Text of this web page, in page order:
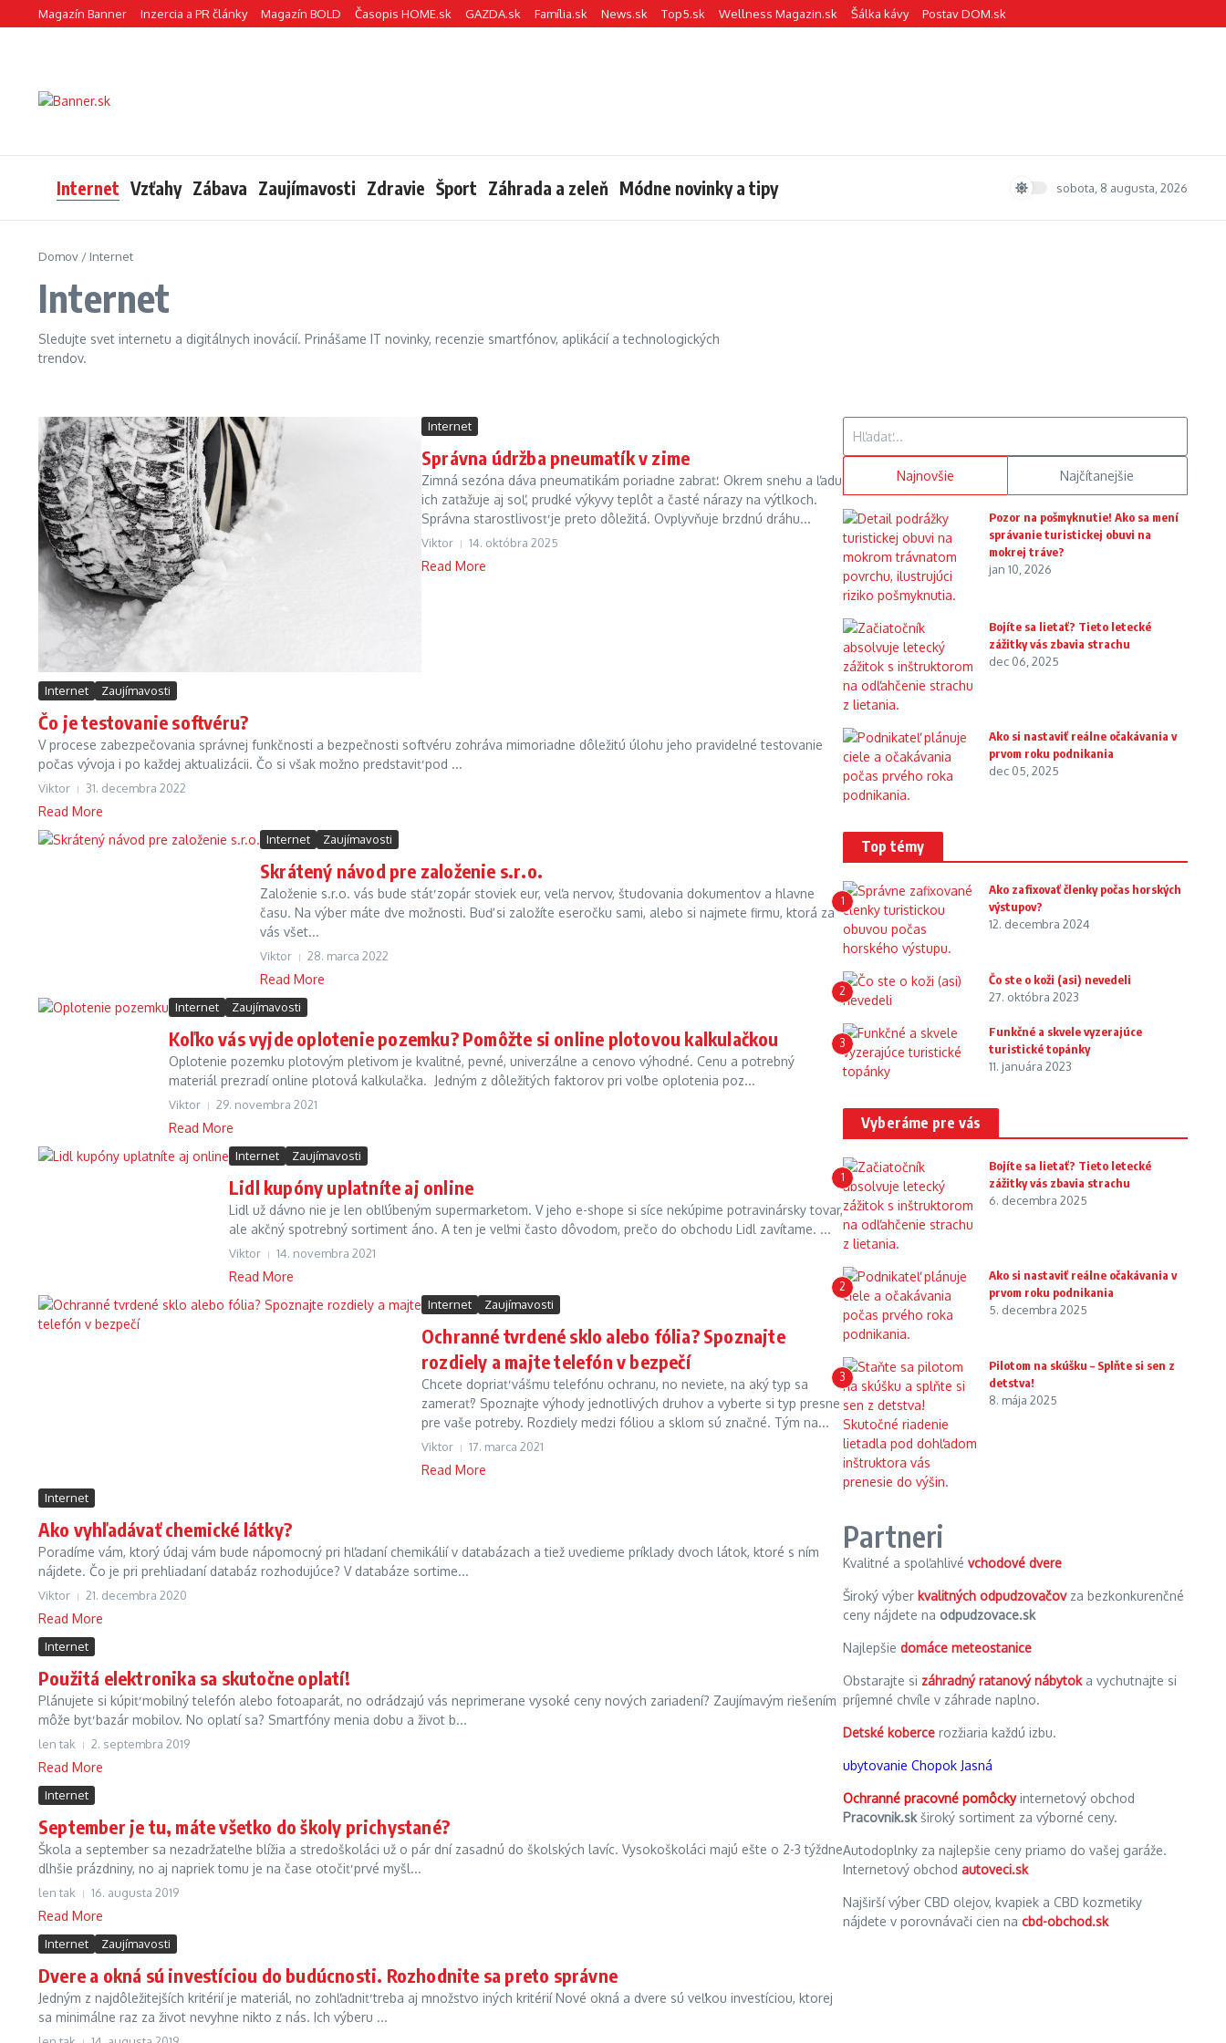
Preskočiť na obsah
Magazín Banner Inzercia a PR články Magazín BOLD Časopis HOME.sk GAZDA.sk Família.sk News.sk Top5.sk Wellness Magazin.sk Šálka kávy Postav DOM.sk
Internet Vzťahy Zábava Zaujímavosti Zdravie Šport Záhrada a zeleň Módne novinky a tipy sobota, 8 augusta, 2026
Domov / Internet
Internet
Sledujte svet internetu a digitálnych inovácií. Prinášame IT novinky, recenzie smartfónov, aplikácií a technologických
trendov.
Internet
Správna údržba pneumatík v zime
Zimná sezóna dáva pneumatikám poriadne zabrať. Okrem snehu a ľadu
ich zaťažuje aj soľ, prudké výkyvy teplôt a časté nárazy na výtlkoch.
Správna starostlivosť je preto dôležitá. Ovplyvňuje brzdnú dráhu...
Viktor 14. októbra 2025
Read More
Internet Zaujímavosti
Čo je testovanie softvéru?
V procese zabezpečovania správnej funkčnosti a bezpečnosti softvéru zohráva mimoriadne dôležitú úlohu jeho pravidelné testovanie
počas vývoja i po každej aktualizácii. Čo si však možno predstaviť pod ...
Viktor 31. decembra 2022
Read More
Internet Zaujímavosti
Skrátený návod pre založenie s.r.o.
Založenie s.r.o. vás bude stáť zopár stoviek eur, veľa nervov, študovania dokumentov a hlavne
času. Na výber máte dve možnosti. Buď si založíte eseročku sami, alebo si najmete firmu, ktorá za
vás všet...
Viktor 28. marca 2022
Read More
Internet Zaujímavosti
Koľko vás vyjde oplotenie pozemku? Pomôžte si online plotovou kalkulačkou
Oplotenie pozemku plotovým pletivom je kvalitné, pevné, univerzálne a cenovo výhodné. Cenu a potrebný
materiál prezradí online plotová kalkulačka. Jedným z dôležitých faktorov pri voľbe oplotenia poz...
Viktor 29. novembra 2021
Read More
Internet Zaujímavosti
Lidl kupóny uplatníte aj online
Lidl už dávno nie je len obľúbeným supermarketom. V jeho e-shope si síce nekúpime potravinársky tovar,
ale akčný spotrebný sortiment áno. A ten je veľmi často dôvodom, prečo do obchodu Lidl zavítame. ...
Viktor 14. novembra 2021
Read More
Internet Zaujímavosti
Ochranné tvrdené sklo alebo fólia? Spoznajte
rozdiely a majte telefón v bezpečí
Chcete dopriať vášmu telefónu ochranu, no neviete, na aký typ sa
zamerať? Spoznajte výhody jednotlivých druhov a vyberte si typ presne
pre vaše potreby. Rozdiely medzi fóliou a sklom sú značné. Tým na...
Viktor 17. marca 2021
Read More
Internet
Ako vyhľadávať chemické látky?
Poradíme vám, ktorý údaj vám bude nápomocný pri hľadaní chemikálií v databázach a tiež uvedieme príklady dvoch látok, ktoré s ním
nájdete. Čo je pri prehliadaní databáz rozhodujúce? V databáze sortime...
Viktor 21. decembra 2020
Read More
Internet
Použitá elektronika sa skutočne oplatí!
Plánujete si kúpiť mobilný telefón alebo fotoaparát, no odrádzajú vás neprimerane vysoké ceny nových zariadení? Zaujímavým riešením
môže byť bazár mobilov. No oplatí sa? Smartfóny menia dobu a život b...
len tak 2. septembra 2019
Read More
Internet
September je tu, máte všetko do školy prichystané?
Škola a september sa nezadržateľne blížia a stredoškoláci už o pár dní zasadnú do školských lavíc. Vysokoškoláci majú ešte o 2-3 týždne
dlhšie prázdniny, no aj napriek tomu je na čase otočiť prvé myšl...
len tak 16. augusta 2019
Read More
Internet Zaujímavosti
Dvere a okná sú investíciou do budúcnosti. Rozhodnite sa preto správne
Jedným z najdôležitejších kritérií je materiál, no zohľadniť treba aj množstvo iných kritérií Nové okná a dvere sú veľkou investíciou, ktorej
sa minimálne raz za život nevyhne nikto z nás. Ich výberu ...
Najnovšie Najčítanejšie
Pozor na pošmyknutie! Ako sa mení
správanie turistickej obuvi na
mokrej tráve?
jan 10, 2026
Bojíte sa lietať? Tieto letecké
zážitky vás zbavia strachu
dec 06, 2025
Ako si nastaviť reálne očakávania v
prvom roku podnikania
dec 05, 2025
Top témy
1
Ako zafixovať členky počas horských
výstupov?
12. decembra 2024
2
Čo ste o koži (asi) nevedeli
27. októbra 2023
3
Funkčné a skvele vyzerajúce
turistické topánky
11. januára 2023
Vyberáme pre vás
1
Bojíte sa lietať? Tieto letecké
zážitky vás zbavia strachu
6. decembra 2025
2
Ako si nastaviť reálne očakávania v
prvom roku podnikania
5. decembra 2025
3
Pilotom na skúšku – Splňte si sen z
detstva!
8. mája 2025
Partneri
Kvalitné a spoľahlivé vchodové dvere
Široký výber kvalitných odpudzovačovza bezkonkurenčné
ceny nájdete na odpudzovace.sk
Najlepšie domáce meteostanice
Obstarajte si záhradný ratanový nábytoka vychutnajte si
príjemné chvíle v záhrade naplno.
Detské koberce rozžiaria každú izbu.
ubytovanie Chopok Jasná
Ochranné pracovné pomôckyinternetový obchod
Pracovnik.skširoký sortiment za výborné ceny.
Autodoplnky za najlepšie ceny priamo do vašej garáže.
Internetový obchod autoveci.sk
Najširší výber CBD olejov, kvapiek a CBD kozmetiky
nájdete v porovnávači cien na cbd-obchod.sk